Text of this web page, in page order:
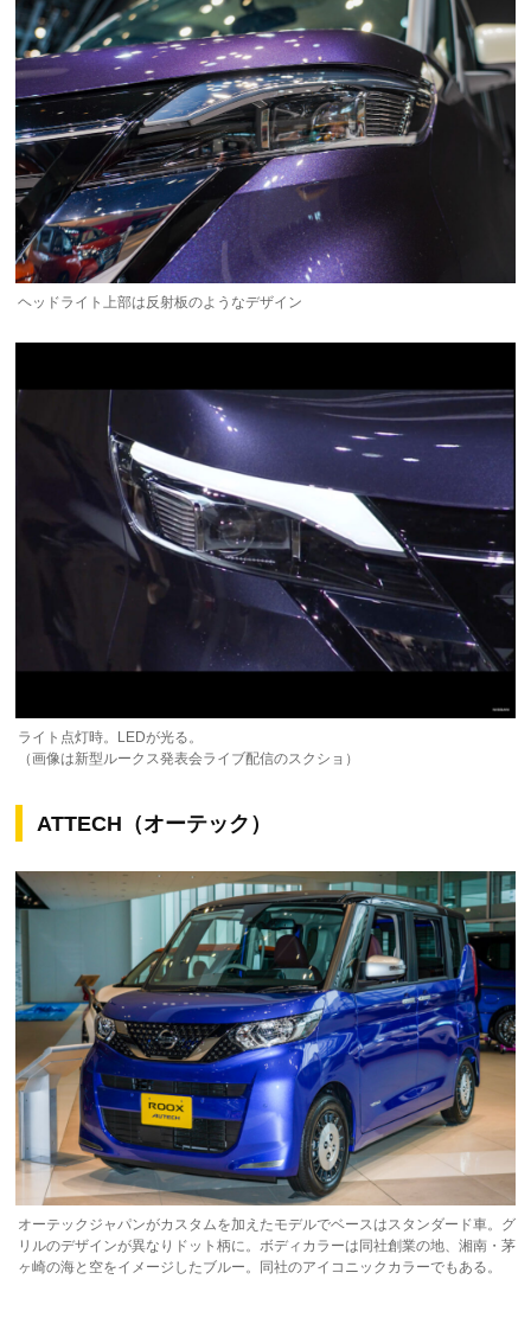
ヘッドライト上部は反射板のようなデザイン
ライト点灯時。LEDが光る。
（画像は新型ルークス発表会ライブ配信のスクショ）
ATTECH（オーテック）
オーテックジャパンがカスタムを加えたモデルでベースはスタンダード車。グ
リルのデザインが異なりドット柄に。ボディカラーは同社創業の地、湘南・茅
ヶ崎の海と空をイメージしたブルー。同社のアイコニックカラーでもある。